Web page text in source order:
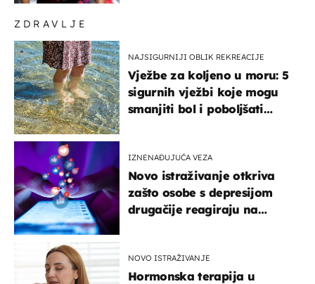
ZDRAVLJE
NAJSIGURNIJI OBLIK REKREACIJE
Vježbe za koljeno u moru: 5
sigurnih vježbi koje mogu
smanjiti bol i poboljšati
IZNENAĐUJUĆA VEZA
Novo istraživanje otkriva
zašto osobe s depresijom
drugačije reagiraju na
NOVO ISTRAŽIVANJE
Hormonska terapija u